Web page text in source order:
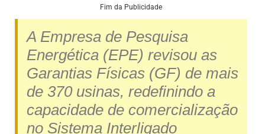
s
A
p
p
e
b
o
o
k
e
dI
n
ai
l
ar
e
Fim da Publicidade
A Empresa de Pesquisa
Energética (EPE) revisou as
Garantias Físicas (GF) de mais
de 370 usinas, redefinindo a
capacidade de comercialização
no Sistema Interligado